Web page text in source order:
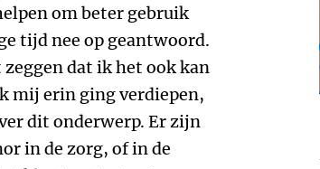
om beter gebruik
tijd nee op geantwoord.
dat ik het ook kan
mij erin ging verdiepen,
dit onderwerp. Er zijn
in de zorg, of in de